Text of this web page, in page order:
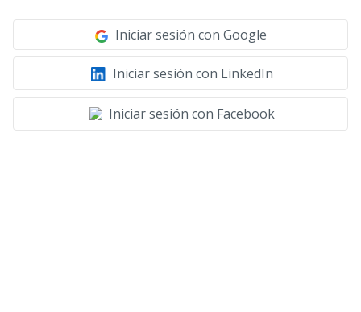
Iniciar sesión con Google
Iniciar sesión con LinkedIn
Iniciar sesión con Facebook